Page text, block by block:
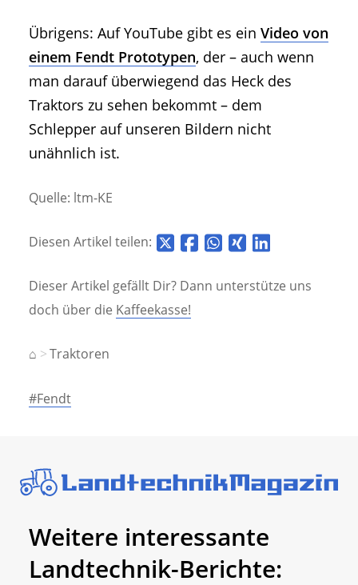
Übrigens: Auf YouTube gibt es ein Video von
einem Fendt Prototypen, der – auch wenn
man darauf überwiegend das Heck des
Traktors zu sehen bekommt – dem
Schlepper auf unseren Bildern nicht
unähnlich ist.
Quelle: ltm-KE
Diesen Artikel teilen:
Dieser Artikel gefällt Dir? Dann unterstütze uns
doch über die Kaffeekasse!
⌂ Traktoren
#Fendt
Weitere interessante
Landtechnik-Berichte: